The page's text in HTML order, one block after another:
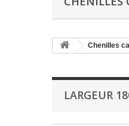
Chenilles
LARGEUR